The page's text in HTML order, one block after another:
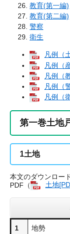
教育(第一編)
教育(第二編)
警察
衛生
凡例（
凡例（
凡例（
凡例（
凡例（
第一巻土地
1土地
本文のダウンロー
PDF（
土地
1 地勢